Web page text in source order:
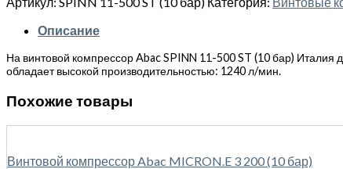
Описание
На винтовой компрессор Abac SPINN 11-500 ST (10 бар) Италия
обладает высокой производительностью: 1240 л/мин.
Похожие товары
Винтовой компрессор Abac MICRON.E 3 200 (10 бар)